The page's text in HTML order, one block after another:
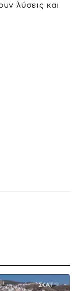
λύσεις και